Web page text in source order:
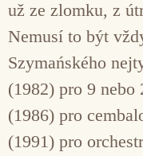
už ze zlomku, z
Nemusí to být
Szymańského
(1982) pro 9 nebo
(1986) pro
(1991) pro